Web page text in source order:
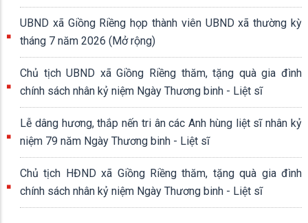
UBND xã Giồng Riềng họp thành viên UBND xã thường kỳ
tháng 7 năm 2026 (Mở rộng)
Chủ tịch UBND xã Giồng Riềng thăm, tặng quà gia đình
chính sách nhân kỷ niệm Ngày Thương binh - Liệt sĩ
Lễ dâng hương, thắp nến tri ân các Anh hùng liệt sĩ nhân kỷ
niệm 79 năm Ngày Thương binh - Liệt sĩ
Chủ tịch HĐND xã Giồng Riềng thăm, tặng quà gia đình
chính sách nhân kỷ niệm Ngày Thương binh - Liệt sĩ